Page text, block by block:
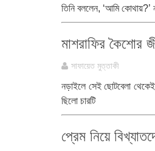
তিনি বললেন, ‘আমি
মাশরাফির কৈশোর
সাফায়েত মুত্তাকী
নড়াইলে সেই ছোটবেলা
ছিলো চারটি
প্রেম নিয়ে